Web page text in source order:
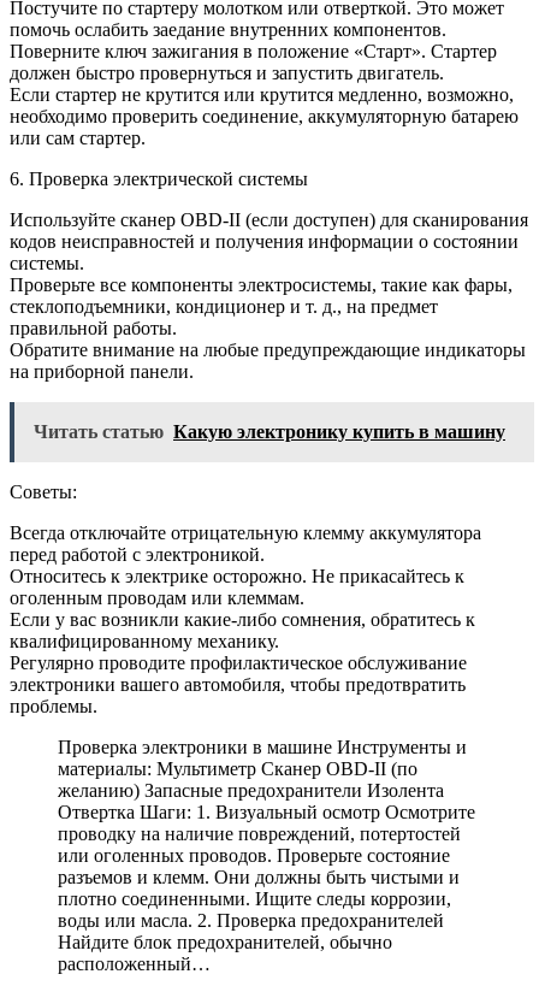
Постучите по стартеру молотком или отверткой. Это может
помочь ослабить заедание внутренних компонентов.
Поверните ключ зажигания в положение «Старт». Стартер
должен быстро провернуться и запустить двигатель.
Если стартер не крутится или крутится медленно, возможно,
необходимо проверить соединение, аккумуляторную батарею
или сам стартер.
6. Проверка электрической системы
Используйте сканер OBD-II (если доступен) для сканирования
кодов неисправностей и получения информации о состоянии
системы.
Проверьте все компоненты электросистемы, такие как фары,
стеклоподъемники, кондиционер и т. д., на предмет
правильной работы.
Обратите внимание на любые предупреждающие индикаторы
на приборной панели.
Читать статью Какую электронику купить в машину
Советы:
Всегда отключайте отрицательную клемму аккумулятора
перед работой с электроникой.
Относитесь к электрике осторожно. Не прикасайтесь к
оголенным проводам или клеммам.
Если у вас возникли какие-либо сомнения, обратитесь к
квалифицированному механику.
Регулярно проводите профилактическое обслуживание
электроники вашего автомобиля, чтобы предотвратить
проблемы.
Проверка электроники в машине Инструменты и
материалы: Мультиметр Сканер OBD-II (по
желанию) Запасные предохранители Изолента
Отвертка Шаги: 1. Визуальный осмотр Осмотрите
проводку на наличие повреждений, потертостей
или оголенных проводов. Проверьте состояние
разъемов и клемм. Они должны быть чистыми и
плотно соединенными. Ищите следы коррозии,
воды или масла. 2. Проверка предохранителей
Найдите блок предохранителей, обычно
расположенный…